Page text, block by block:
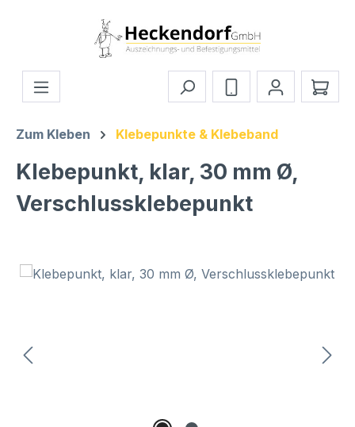
Zum Hauptinhalt springen
Zum Kleben Klebepunkte & Klebeband
Klebepunkt, klar, 30 mm Ø,
Verschlussklebepunkt
Bildergalerie überspringen